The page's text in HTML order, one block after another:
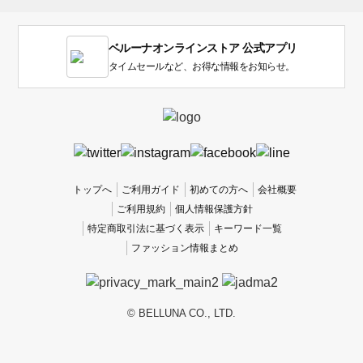
い
ベルーナオンラインストア 公式アプリ
タイムセールなど、お得な情報をお知らせ。
トップへ ご利用ガイド 初めての方へ
会社概要
ご利用規約
個人情報保護方針
特定商取引法に基づく表示
キーワード一覧
ファッション情報まとめ
© BELLUNA CO., LTD.